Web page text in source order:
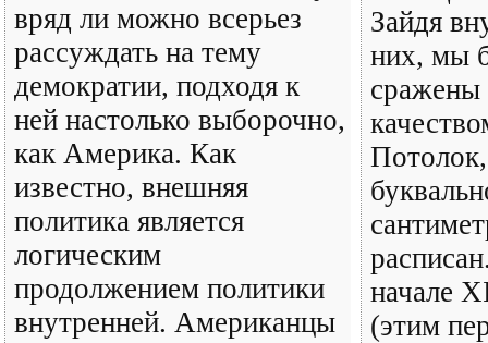
вряд ли можно всерьез
рассуждать на тему
демократии, подходя к
ней настолько выборочно,
как Америка. Как
известно, внешняя
политика является
логическим
продолжением политики
внутренней. Американцы
Зайдя
них, мы
сражены
начале
(этим